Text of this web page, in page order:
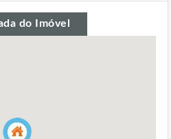
do Imóvel